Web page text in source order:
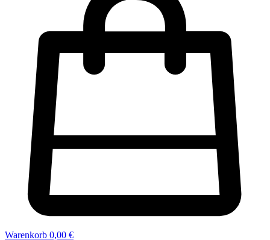
Warenkorb 0,00 €